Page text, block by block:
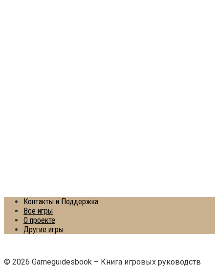
Контакты и Поддержка
Все игры
О проекте
Другие игры
© 2026 Gameguidesbook – Книга игровых руководств